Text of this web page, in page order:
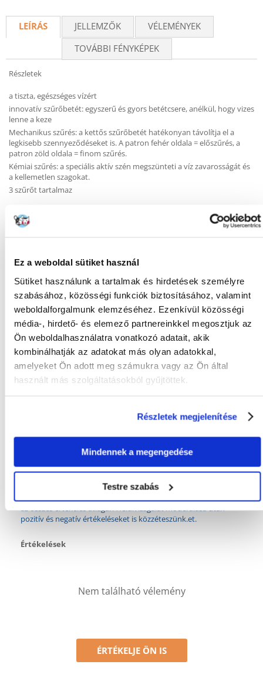
Ez a weboldal sütiket használ
Sütiket használunk a tartalmak és hirdetések személyre
szabásához, közösségi funkciók biztosításához, valamint
weboldalforgalmunk elemzéséhez. Ezenkívül közösségi
média-, hirdető- és elemező partnereinkkel megosztjuk az
Ön weboldalhasználatra vonatkozó adatait, akik
kombinálhatják az adatokat más olyan adatokkal,
amelyeket Ön adott meg számukra vagy az Ön által
használt más szolgáltatásokból gyűjtöttek.
Részletek megjelenítése
Mindennek a megengedése
Testre szabás
LEÍRÁS JELLEMZŐK
VÉLEMÉNYEK
TOVÁBBI FÉNYKÉPEK
Részletek
a tiszta, egészséges vízért
innovatív szűrőbetét: egyszerű és gyors betétcsere, anélkül, hogy vizes
lenne a keze
Mechanikus szűrés: a kettős szűrőbetét hatékonyan távolítja el a
legkisebb szennyeződéseket is. A patron fehér oldala = előszűrés, a
patron zöld oldala = finom szűrés.
Kémiai szűrés: a speciális aktív szén megszünteti a víz zavarosságát és
a kellemetlen szagokat.
3 szűrőt tartalmaz
Gyakori Kérdések (GYIK)
FAJTA: Szűrőbetétek
Tulajdonságok
Mi a termék értékelési szabályzat?
Csak regisztrált FERA.HU vásárlók írhatnak véleményt, akik
megvásárolták ezt a terméket. A csillagok által adott értékelés
az összes értékelés átlaga. A felülvizsgálat moderálása után
pozitív és negatív értékeléseket is közzéteszünk.et.
Értékelések
Nem található vélemény
ÉRTÉKELJE ÖN IS